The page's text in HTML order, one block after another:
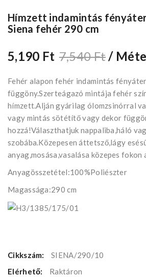
Hímzett indamintás
Siena fehér 290 cm
5,190 Ft 7,540 Ft/
Fehér alapon fehér indamintás
függöny.Szerteágazó mintája fehér
hímzett.Alján gyárilag ólomzsinórral
vagy mintás sötétítő vagy dekor
hozzá!Választhatjuk nappaliba,háló
szobába.Közepesen áttetsző,lágy
anyag,mosása,vasalása közepes
Anyagösszetétel:100%Poliészter
Magassága:290 cm
Cikkszám:
SIENA/290/10
Elérhető:
Raktáron